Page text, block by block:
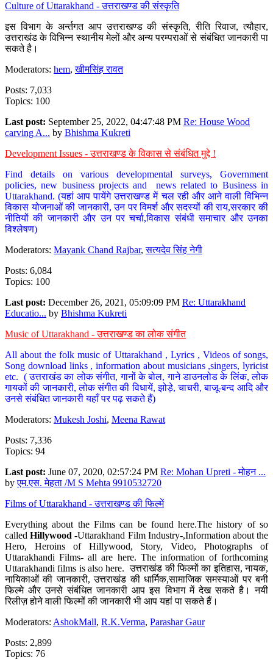
Culture of Uttarakhand - उत्तराखण्ड की संस्कृति
इस विभाग के अर्न्तगत आप उत्तराखण्ड की संस्कृति, रीति रिवाज, त्यौहार,
उत्तराखंड के विभिन्न स्थानीय मेलों और अन्य परम्पराओं से संबंधित जानकारी पा
सकते है।
Moderators: hem,खीमसिंह रावत
Posts: 7,033
Topics: 100
Last post: September 25, 2022, 04:47:48 PM Re: House Wood
carving A... by Bhishma Kukreti
Development Issues - उत्तराखण्ड के विकास से संबंधित मुद्दे !
Find details on various developmental surveys, Government
policies, new business projects and news related to Business in
Uttarakhand. (यहां आप पायेंगे उत्तराखण्ड में चल रही और आने वाली विभिन्न
विकास योजनाओं की जानकारी, उन पर विमर्श और सदस्यों की राय,सरकार की
नीतियों की जानकारी और उन पर चर्चा,विकास संबंधी समाचार और उनका
विश्लेषण)
Moderators: Mayank Chand Rajbar,सत्यदेव सिंह नेगी
Posts: 6,084
Topics: 100
Last post: December 26, 2021, 05:09:09 PM Re: Uttarakhand
Educatio... by Bhishma Kukreti
Music of Uttarakhand - उत्तराखण्ड का लोक संगीत
All about the folk music of Uttarakhand , Lyrics , Videos of songs,
Song download links , information about musicians ,singers, lyricist
etc. ( उत्तराखंड का लोक संगीत, गानों के बोल, गाने डाउनलोड के लिंक, लोक
गायकों की जानकारी, लोक संगीत की विधायें, झोड़े, चाचरी, बाजू-बन्द आदि और
उनसे संबंधित जानकारी यहाँ पर पढ़ सकते हैं)
Moderators: Mukesh Joshi, Meena Rawat
Posts: 7,336
Topics: 94
Last post: June 07, 2020, 02:57:24 PM Re: Mohan Upreti - मोहन ...
byएम.एस. मेहता /M S Mehta 9910532720
Films of Uttarakhand - उत्तराखण्ड की फिल्में
Everything about the Films can be found here.The history of so
calledHillywood-Uttarakhand Film Industry-,Information about the
Hero, Heroins of Hillywood, Story, Video, Photographs of
Uttarakhandi Films- all are here. The information of forthcoming
Uttarakhandi films is also here. उत्तराखंड की फिल्मों का इतिहास, नायक,
नायिकाओं की जानकारी, उत्तराखंड की धार्मिक,सामाजिक समस्याओं पर बनी
फिल्मे और उनसे संबंधित जानकारी आप इस विभाग में देख सकते है। नयी
रिलीज़ होने वाली फिल्मों की जानकारी भी आप यहां पा सकते हैं।
Moderators: AshokMall, R.K.Verma, Parashar Gaur
Posts: 2,899
Topics: 76